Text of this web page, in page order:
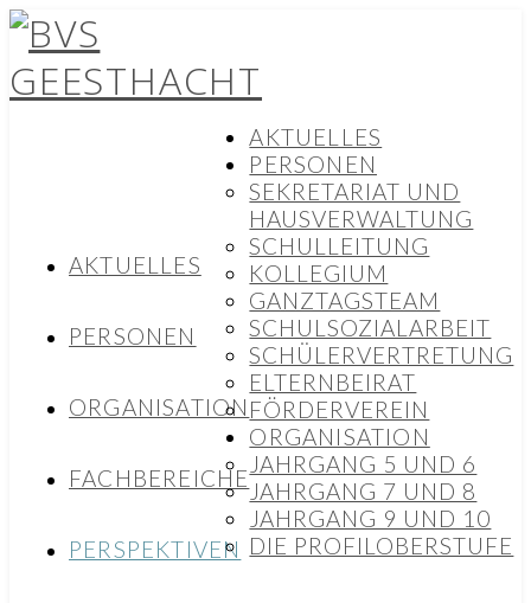
AKTUELLES
PERSONEN
ORGANISATION
FACHBEREICHE
PERSPEKTIVEN
AKTUELLES
PERSONEN
SEKRETARIAT UND
HAUSVERWALTUNG
SCHULLEITUNG
KOLLEGIUM
GANZTAGSTEAM
SCHULSOZIALARBEIT
SCHÜLERVERTRETUNG
ELTERNBEIRAT
FÖRDERVEREIN
ORGANISATION
JAHRGANG 5 UND 6
JAHRGANG 7 UND 8
JAHRGANG 9 UND 10
DIE PROFILOBERSTUFE